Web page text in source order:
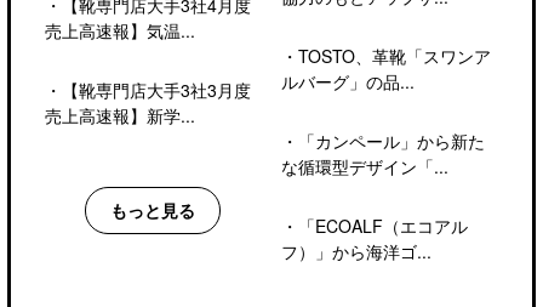
売上高速報】気温...
・
【靴専門店大手3社3月度
売上高速報】新学...
もっと見る
・ TOSTO、革靴「スワンア
ルバーグ」の品...
・
「カンペール」から新た
な循環型デザイン「...
・
「ECOALF（エコアル
フ）」から海洋ゴ...